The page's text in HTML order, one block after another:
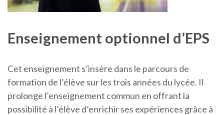
Enseignement optionnel d’EPS
Cet enseignement s’insère dans le parcours de
formation de l’élève sur les trois années du lycée. Il
prolonge l’enseignement commun en offrant la
possibilité à l’élève d’enrichir ses expériences grâce à